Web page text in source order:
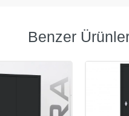
Benzer